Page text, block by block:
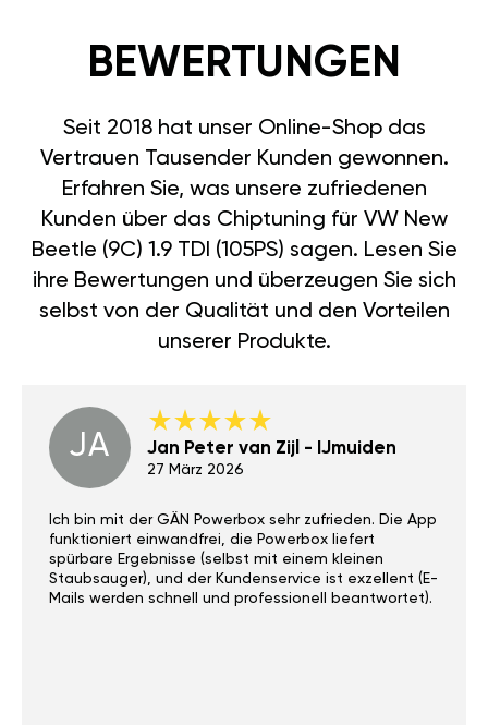
BEWERTUNGEN
Seit 2018 hat unser Online-Shop das
Vertrauen Tausender Kunden gewonnen.
Erfahren Sie, was unsere zufriedenen
Kunden über das Chiptuning für VW New
Beetle (9C) 1.9 TDI (105PS) sagen. Lesen Sie
ihre Bewertungen und überzeugen Sie sich
selbst von der Qualität und den Vorteilen
unserer Produkte.
JA Jan Peter van Zijl - IJmuiden
27 März 2026
Ich bin mit der GÄN Powerbox sehr zufrieden. Die App
funktioniert einwandfrei, die Powerbox liefert
spürbare Ergebnisse (selbst mit einem kleinen
Staubsauger), und der Kundenservice ist exzellent (E-
Mails werden schnell und professionell beantwortet).